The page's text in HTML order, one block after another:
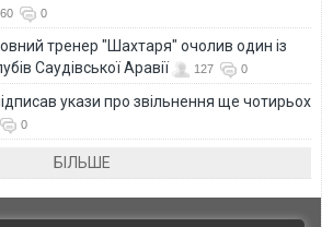
0
тренер "Шахтаря" очолив один із
Саудівської Аравії
127 0
укази про звільнення ще чотирьох
0
БІЛЬШЕ